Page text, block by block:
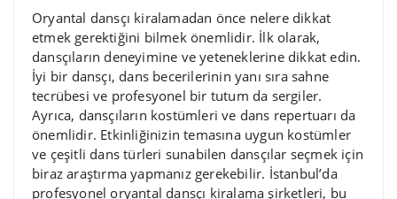
Oryantal dansçı kiralamadan önce nelere dikkat
etmek gerektiğini bilmek önemlidir. İlk olarak,
dansçıların deneyimine ve yeteneklerine dikkat edin.
İyi bir dansçı, dans becerilerinin yanı sıra sahne
tecrübesi ve profesyonel bir tutum da sergiler.
Ayrıca, dansçıların kostümleri ve dans repertuarı da
önemlidir. Etkinliğinizin temasına uygun kostümler
ve çeşitli dans türleri sunabilen dansçılar seçmek için
biraz araştırma yapmanız gerekebilir. İstanbul’da
profesyonel oryantal dansçı kiralama şirketleri, bu